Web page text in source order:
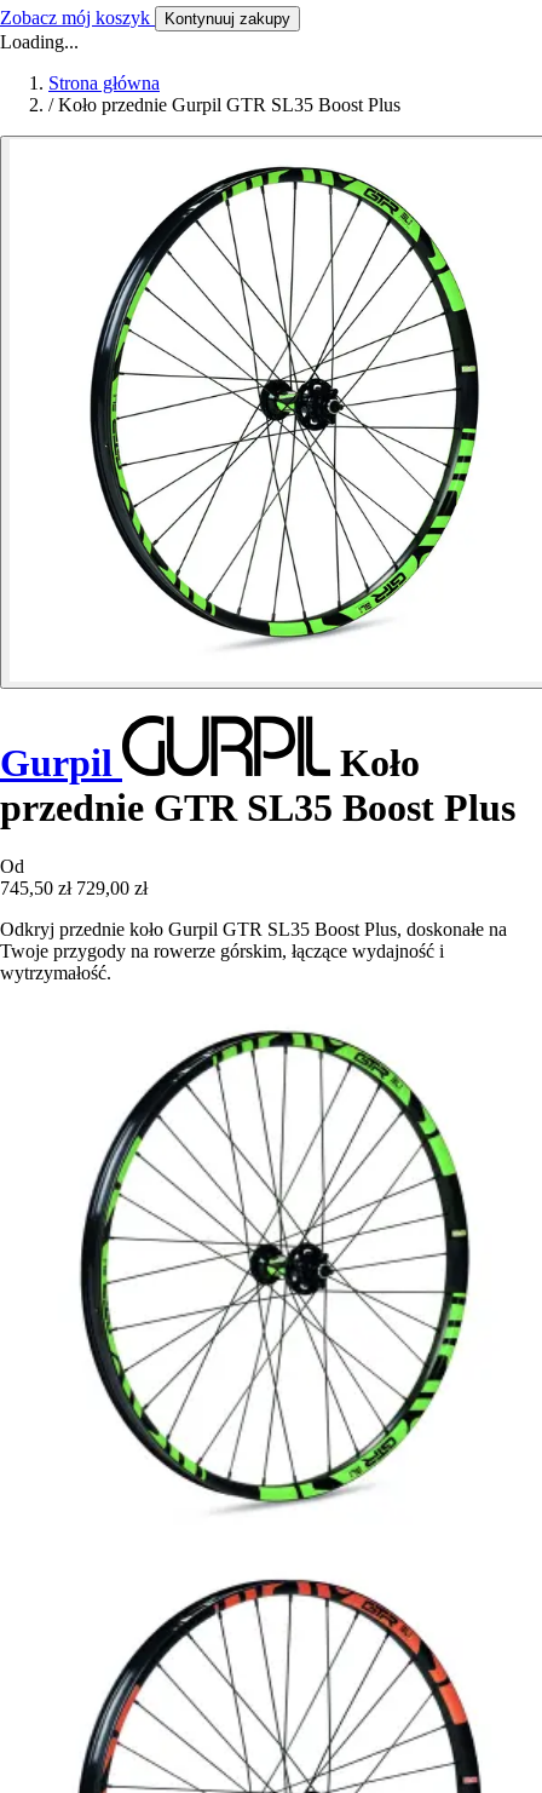
Zobacz mój koszyk Kontynuuj zakupy
Loading...
Strona główna
/ Koło przednie Gurpil GTR SL35 Boost Plus
Gurpil
Koło
przednie GTR SL35 Boost Plus
Od
745,50 zł 729,00 zł
Odkryj przednie koło Gurpil GTR SL35 Boost Plus, doskonałe na
Twoje przygody na rowerze górskim, łączące wydajność i
wytrzymałość.